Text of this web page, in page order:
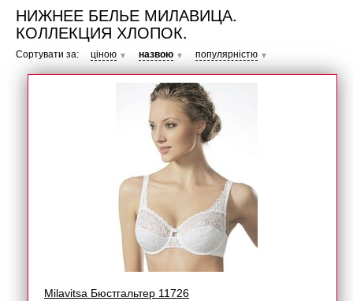
НИЖНЕЕ БЕЛЬЕ МИЛАВИЦА.
КОЛЛЕКЦИЯ ХЛОПОК.
Сортувати за: ціною ▼ назвою ▼ популярністю ▼
Milavitsa Бюстгальтер 11726